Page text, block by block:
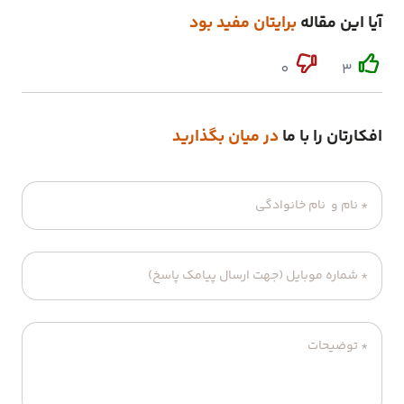
آیا این مقاله برایتان مفید بود
3
0
افکارتان را با مادر میان بگذارید